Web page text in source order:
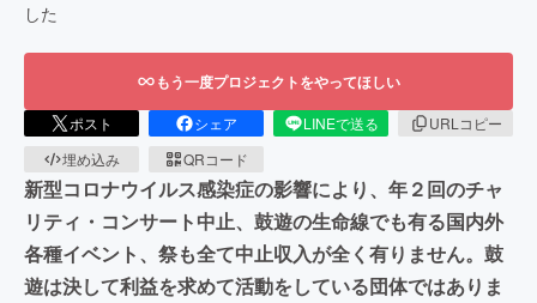
した
もう一度プロジェクトをやってほしい
ポスト シェア LINEで送る
URLコピー
埋め込み
QRコード
新型コロナウイルス感染症の影響により、年２回のチャ
リティ・コンサート中止、鼓遊の生命線でも有る国内外
各種イベント、祭も全て中止収入が全く有りません。鼓
遊は決して利益を求めて活動をしている団体ではありま